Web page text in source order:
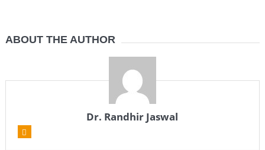
ABOUT THE AUTHOR
Dr. Randhir Jaswal